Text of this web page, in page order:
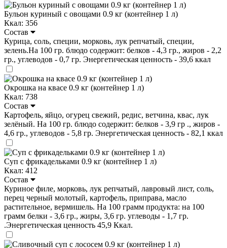
Бульон куриный с овощами 0.9 кг (контейнер 1 л)
Ккал: 356
Состав
Курица, соль, специи, морковь, лук репчатый, специи,
зелень.На 100 гр. блюдо содержит: белков - 4,3 гр., жиров - 2,2
гр., углеводов - 0,7 гр. Энергетическая ценность - 39,6 ккал
Окрошка на квасе 0.9 кг (контейнер 1 л)
Ккал: 738
Состав
Картофель, яйцо, огурец свежий, редис, ветчина, квас, лук
зелёный. На 100 гр. блюдо содержит: белков - 3,9 гр ., жиров -
4,6 гр., углеводов - 5,8 гр. Энергетическая ценность - 82,1 ккал
Суп с фрикадельками 0.9 кг (контейнер 1 л)
Ккал: 412
Состав
Куриное филе, морковь, лук репчатый, лавровый лист, соль,
перец черный молотый, картофель, приправа, масло
растительное, вермишель. На 100 грамм продукта: на 100
грамм белки - 3,6 гр., жиры, 3,6 гр. углеводы - 1,7 гр.
.Энергетическая ценность 45,9 Ккал.